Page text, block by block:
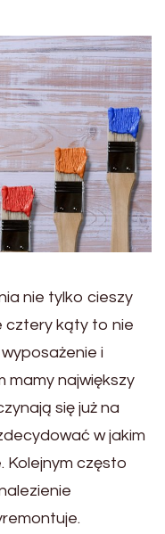
nie tylko cieszy
cztery kąty to nie
i
mamy największy
się już na
w jakim
Kolejnym często